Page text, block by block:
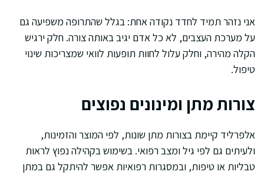
אני נזהר תמיד לחדד נקודה אחת: בגלל שהתרופה משפיעה גם
על מערכת העצבים, לא כל אדם יגיב באותה צורה. חלק ירגיש
הקלה מהירה, וחלק עלול לחוות תופעות לוואי שמצריכות שינוי
טיפול.
צורות מתן ומינונים נפוצים
אלפרליד קיימת בצורות מתן שונות, לפי המוצר והזמינות,
ולעיתים גם לפי גיל ומצב רפואי. בשימוש בקהילה נפוץ לראות
טבליות או טיפות, ובמסגרות רפואיות אפשר להיתקל גם במתן